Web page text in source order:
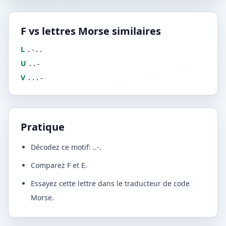
F vs lettres Morse similaires
L .-..
U ..-
V ...-
Pratique
Décodez ce motif: ..-.
Comparez F et E.
Essayez cette lettre dans le traducteur de code
Morse.